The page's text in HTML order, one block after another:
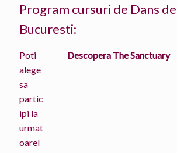
Program cursuri de Dans
Bucuresti:
Descopera The Sanctuary
Poti
alege
sa
partic
ipi la
urmat
oarel